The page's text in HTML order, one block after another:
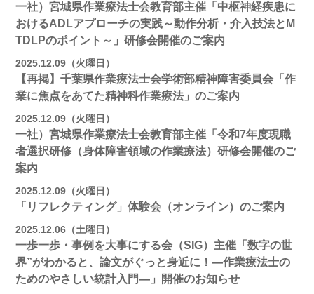
一社）宮城県作業療法士会教育部主催「中枢神経疾患に
おけるADLアプローチの実践～動作分析・介入技法とM
TDLPのポイント～」研修会開催のご案内
2025.12.09（火曜日）
【再掲】千葉県作業療法士会学術部精神障害委員会「作
業に焦点をあてた精神科作業療法」のご案内
2025.12.09（火曜日）
一社）宮城県作業療法士会教育部主催「令和7年度現職
者選択研修（身体障害領域の作業療法）研修会開催のご
案内
2025.12.09（火曜日）
「リフレクティング」体験会（オンライン）のご案内
2025.12.06（土曜日）
一歩一歩・事例を大事にする会（SIG）主催「数字の世
界”がわかると、論文がぐっと身近に！―作業療法士の
ためのやさしい統計入門―」開催のお知らせ